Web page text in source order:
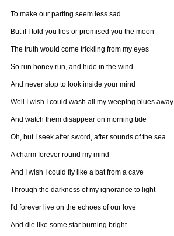
To make our parting seem less sad
But if I told you lies or promised you the moon
The truth would come trickling from my eyes
So run honey run, and hide in the wind
And never stop to look inside your mind
Well I wish I could wash all my weeping blues away
And watch them disappear on morning tide
Oh, but I seek after sword, after sounds of the sea
A charm forever round my mind
And I wish I could fly like a bat from a cave
Through the darkness of my ignorance to light
I'd forever live on the echoes of our love
And die like some star burning bright